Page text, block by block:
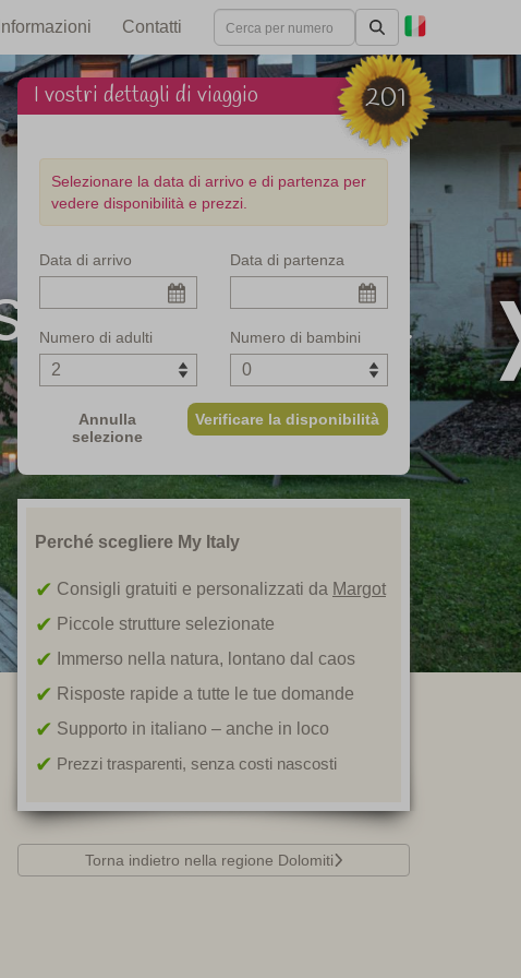
Informazioni Contatti
ospitalità
201
I vostri dettagli di viaggio
Selezionare la data di arrivo e di partenza per
vedere disponibilità e prezzi.
Data di arrivo Data di partenza
Numero di adulti Numero di bambini
Annulla
selezione
Verificare la disponibilità
Perché scegliere My Italy
Consigli gratuiti e personalizzati da Margot
Piccole strutture selezionate
Immerso nella natura, lontano dal caos
Risposte rapide a tutte le tue domande
Supporto in italiano – anche in loco
Prezzi trasparenti, senza costi nascosti
Torna indietro nella regione Dolomiti